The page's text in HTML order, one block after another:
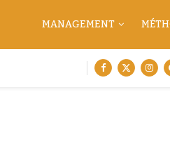
MANAGEMENT